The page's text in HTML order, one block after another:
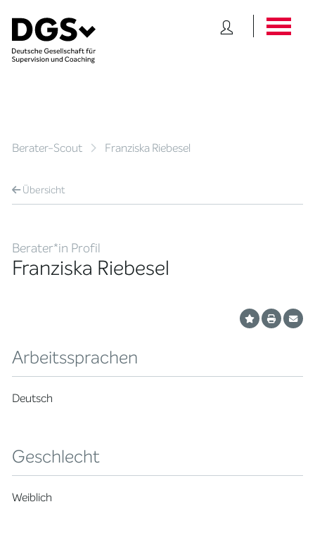
Berater-Scout Franziska Riebesel
Übersicht
Berater*in Profil
Franziska Riebesel
Arbeitssprachen
Deutsch
Geschlecht
Weiblich